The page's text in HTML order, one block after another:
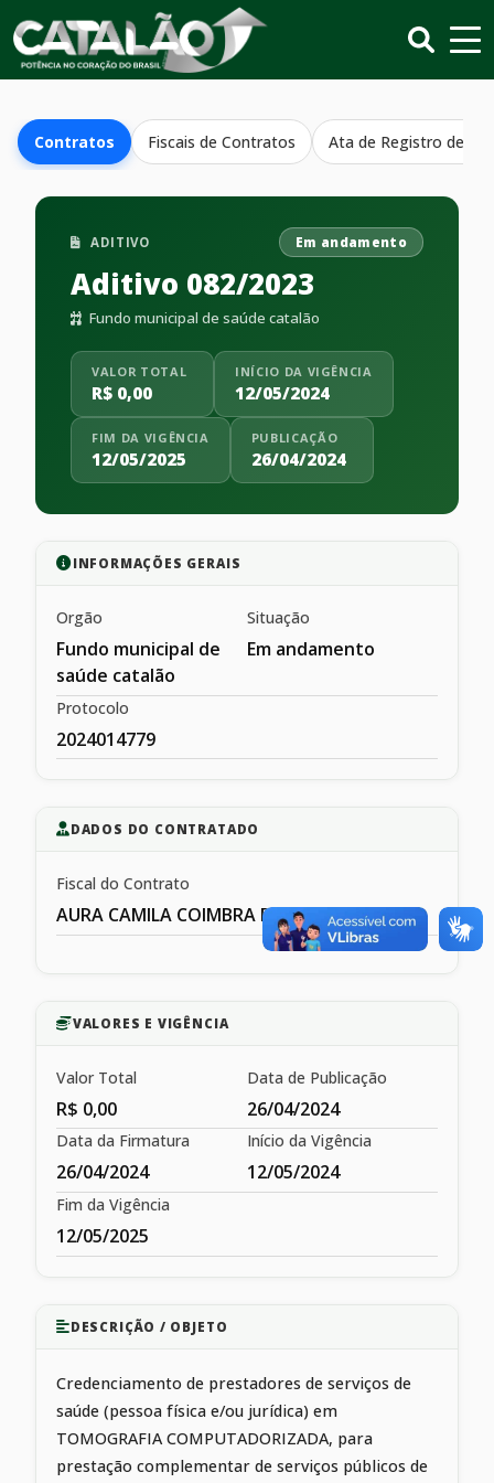
Contratos Fiscais de Contratos Ata de Registro de
ADITIVO Em andamento
Aditivo 082/2023
Fundo municipal de saúde catalão
VALOR TOTAL
R$ 0,00
INÍCIO DA VIGÊNCIA
12/05/2024
FIM DA VIGÊNCIA
12/05/2025
PUBLICAÇÃO
26/04/2024
INFORMAÇÕES GERAIS
Orgão
Fundo municipal de
saúde catalão
Situação
Em andamento
Protocolo
2024014779
DADOS DO CONTRATADO
Fiscal do Contrato
AURA CAMILA COIMBRA DE MESQIUITA
VALORES E VIGÊNCIA
Valor Total
R$ 0,00
Data de Publicação
26/04/2024
Data da Firmatura
26/04/2024
Início da Vigência
12/05/2024
Fim da Vigência
12/05/2025
DESCRIÇÃO / OBJETO
Credenciamento de prestadores de serviços de
saúde (pessoa física e/ou jurídica) em
TOMOGRAFIA COMPUTADORIZADA, para
prestação complementar de serviços públicos de